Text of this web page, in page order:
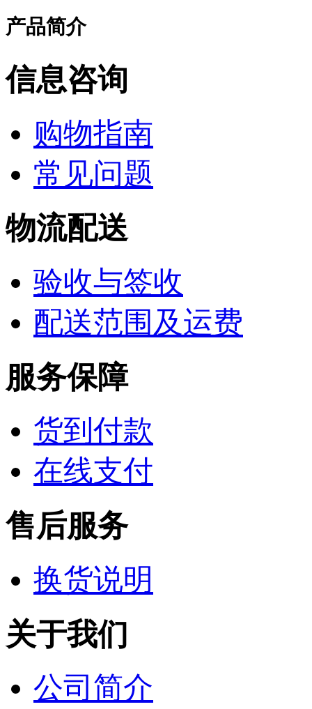
产品简介
信息咨询
购物指南
常见问题
物流配送
验收与签收
配送范围及运费
服务保障
货到付款
在线支付
售后服务
换货说明
关于我们
公司简介